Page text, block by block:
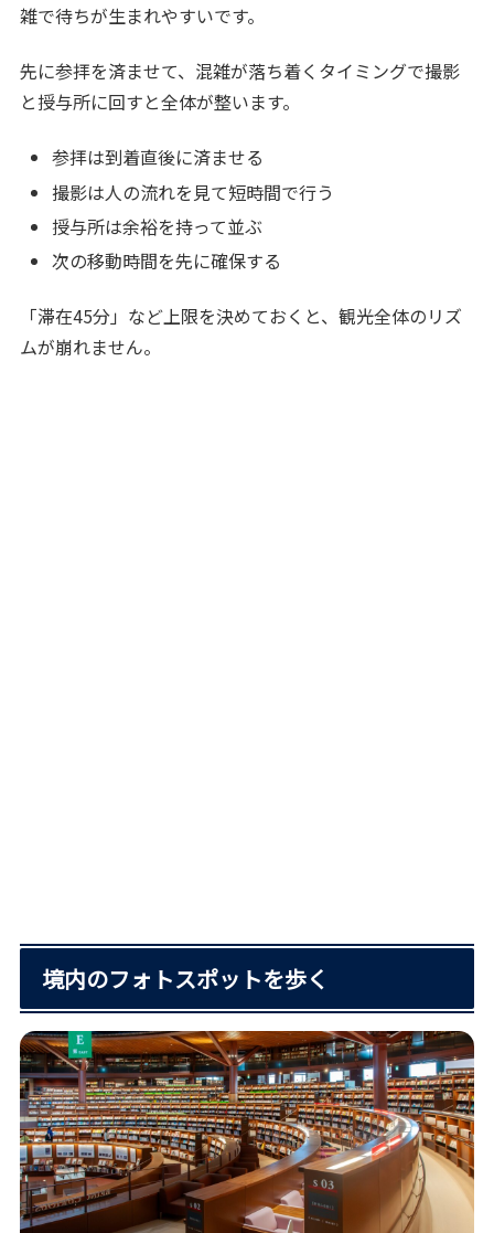
雑で待ちが生まれやすいです。
先に参拝を済ませて、混雑が落ち着くタイミングで撮影
と授与所に回すと全体が整います。
参拝は到着直後に済ませる
撮影は人の流れを見て短時間で行う
授与所は余裕を持って並ぶ
次の移動時間を先に確保する
「滞在45分」など上限を決めておくと、観光全体のリズ
ムが崩れません。
境内のフォトスポットを歩く